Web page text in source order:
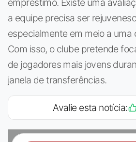
a equipe precisa ser
especialmente em meio a uma
Com isso, o clube pretende
de jogadores mais jovens
janela de transferências.
Avalie esta notícia: